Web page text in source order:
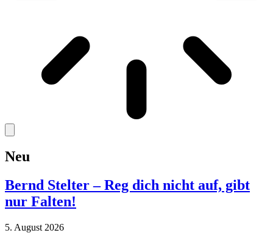
Neu
Bernd Stelter – Reg dich nicht auf, gibt
nur Falten!
5. August 2026